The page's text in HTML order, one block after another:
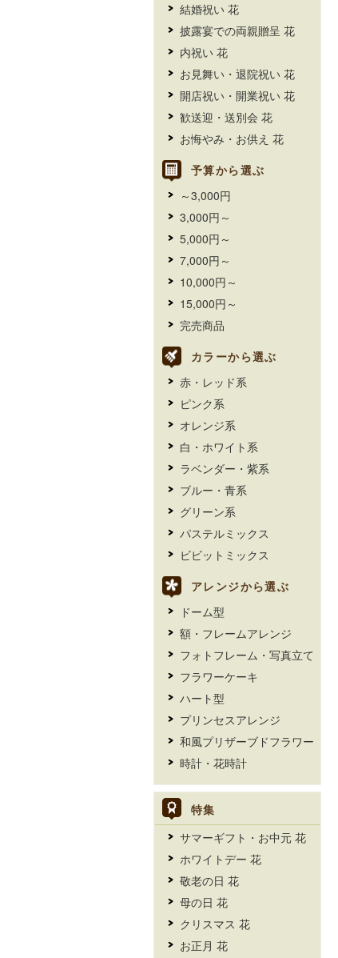
結婚祝い 花
披露宴での両親贈呈 花
内祝い 花
お見舞い・退院祝い 花
開店祝い・開業祝い 花
歓送迎・送別会 花
お悔やみ・お供え 花
予算から選ぶ
～3,000円
3,000円～
5,000円～
7,000円～
10,000円～
15,000円～
完売商品
カラーから選ぶ
赤・レッド系
ピンク系
オレンジ系
白・ホワイト系
ラベンダー・紫系
ブルー・青系
グリーン系
パステルミックス
ビビットミックス
アレンジから選ぶ
ドーム型
額・フレームアレンジ
フォトフレーム・写真立て
フラワーケーキ
ハート型
プリンセスアレンジ
和風プリザーブドフラワー
時計・花時計
特集
サマーギフト・お中元 花
ホワイトデー 花
敬老の日 花
母の日 花
クリスマス 花
お正月 花